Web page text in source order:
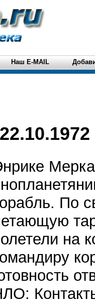
Наш E-MAIL
22.10.1972
По
на